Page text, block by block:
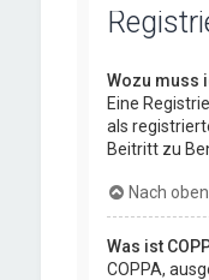
Wozu muss
Eine
als
Beitritt zu
Nach oben
Was ist
COPPA,